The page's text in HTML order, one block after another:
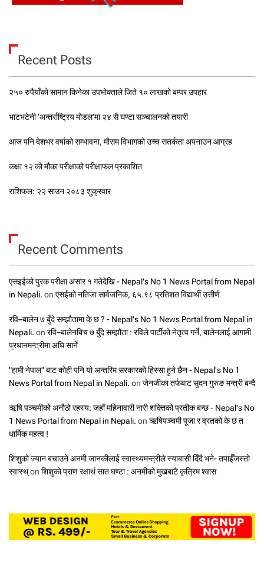
Recent Posts
२५० रुपैयाँको सामान किनेका उपभोक्ताले जिते १० लाखको बम्पर उपहार
भाटभटेनी ‘अन्तर्राष्ट्रिय मोडल’मा २४ सै घण्टा सञ्चालनको तयारी
आज पनि देशभर वर्षाको सम्भावना, मौसम विभागको उच्च सतर्कता अपनाउन आग्रह
कक्षा १२ को मौका परीक्षाको परीक्षाफल प्रकाशित
राशिफल: २२ साउन २०८३ शुक्रवार
Recent Comments
एसइईको पुरक परीक्षा असार १ गतेदेखि - Nepal's No 1 News Portal from Nepal
in Nepali. on एसईको नतिजा सार्वजनिक, ६५.९८ प्रतिशत विद्यार्थी उत्तीर्ण
रवि–बालेन ७ बुँदे सम्झौतामा के छ ? - Nepal's No 1 News Portal from Nepal in
Nepali. on रवि–बालेनबिच ७ बुँदे सम्झौता : रविले पार्टीको नेतृत्व गर्ने, बालेनलाई आगामी
प्रधानमन्त्रीमा अघि सार्ने
"हामी नेपाल" बाट कोही पनि यो अन्तरिम सरकारको हिस्सा हुने छैन - Nepal's No 1
News Portal from Nepal in Nepali. on जेनजीका तर्फबाट सुदन गुरुङ मन्त्री बन्दै
ऋषि पञ्चमीको अनौठो रहस्य: जहाँ महिनावारी नारी शक्तिको प्रतीक बन्छ - Nepal's No
1 News Portal from Nepal in Nepali. on ऋषिपञ्चमी पूजा र व्रतको के छ त
धार्मिक महत्व !
शिशुको ज्यान बचाउने अनमी जानकीलाई स्वास्थ्यमन्त्रीले स्याबासी दिँदै भने- तपाईँजस्तो
स्वास्थ्on शिशुको प्राण रक्षार्थ सात घण्टा : अनमीको मुखबाटै कृत्रिम श्वास